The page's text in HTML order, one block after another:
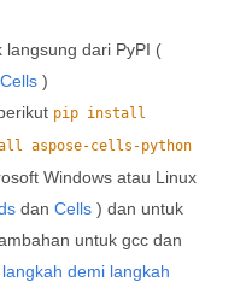
langsung dari PyPI (
)
pip install
aspose-cells-python
Windows atau Linux
dan Cells ) dan untuk
untuk gcc dan
demi langkah